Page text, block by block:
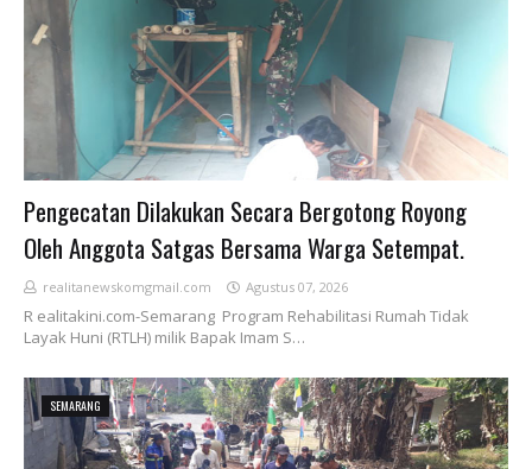
Pengecatan Dilakukan Secara Bergotong Royong
Oleh Anggota Satgas Bersama Warga Setempat.
realitanewskomgmail.com Agustus 07, 2026
R ealitakini.com-Semarang Program Rehabilitasi Rumah Tidak
Layak Huni (RTLH) milik Bapak Imam S…
SEMARANG